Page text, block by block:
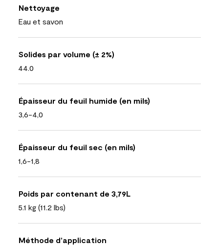
Nettoyage
Eau et savon
Solides par volume (± 2%)
44.0
Épaisseur du feuil humide (en mils)
3,6-4,0
Épaisseur du feuil sec (en mils)
1,6-1,8
Poids par contenant de 3,79L
5.1 kg (11.2 lbs)
Méthode d’application